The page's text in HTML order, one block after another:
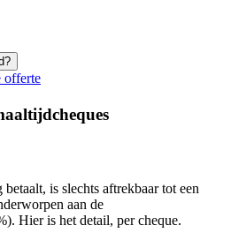
offerte
is slechts aftrekbaar tot een
aan de
Hier is het detail, per cheque.